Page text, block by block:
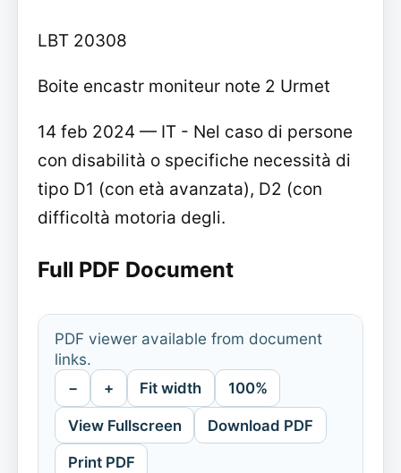
LBT 20308
Boite encastr moniteur note 2 Urmet
14 feb 2024 — IT - Nel caso di persone
con disabilità o specifiche necessità di
tipo D1 (con età avanzata), D2 (con
difficoltà motoria degli.
Full PDF Document
PDF viewer available from document
links.
− + Fit width 100%
View Fullscreen Download PDF
Print PDF